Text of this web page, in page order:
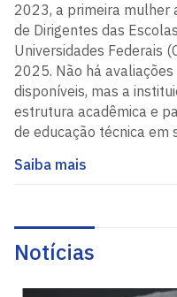
2023, a primeira mulher
de Dirigentes das
Universidades Federais
2025. Não há
disponíveis, mas a
estrutura acadêmica e
de educação técnica em
Saiba mais
Notícias